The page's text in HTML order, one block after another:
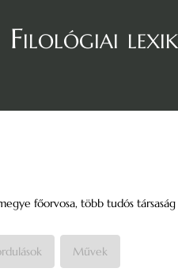
Filológiai
főorvosa, több tudós
Művek